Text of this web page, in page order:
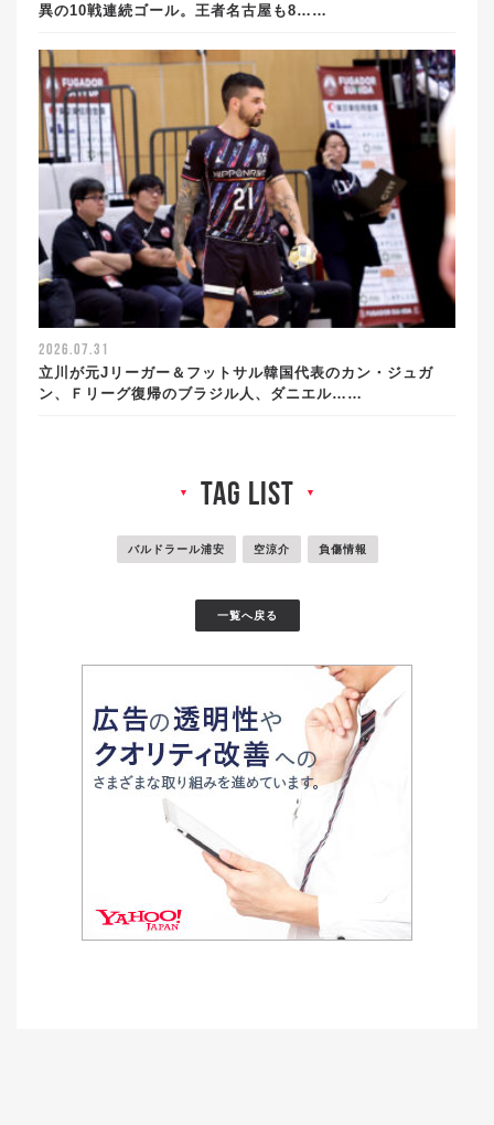
異の10戦連続ゴール。王者名古屋も8……
2026.07.31
立川が元Jリーガー＆フットサル韓国代表のカン・ジュガ
ン、Ｆリーグ復帰のブラジル人、ダニエル……
▼ tag list ▼
バルドラール浦安 空涼介 負傷情報
一覧へ戻る